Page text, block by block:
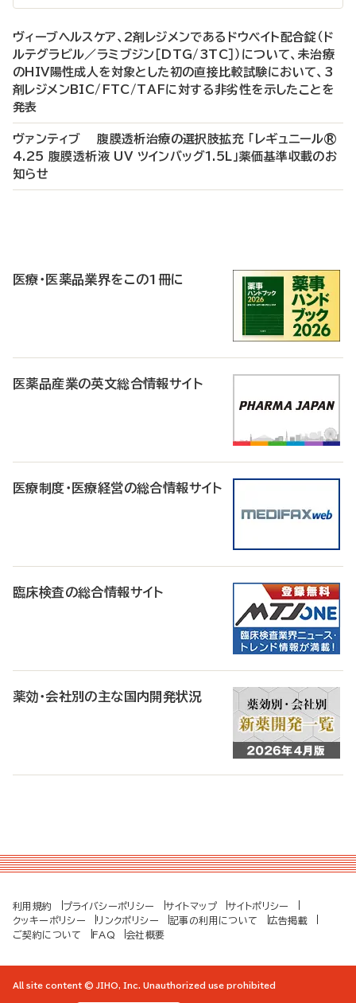
ヴィーブヘルスケア、2剤レジメンであるドウベイト配合錠（ド
ルテグラビル／ラミブジン［DTG/3TC］）について、未治療
のHIV陽性成人を対象とした初の直接比較試験において、3
剤レジメンBIC/FTC/TAFに対する非劣性を示したことを
発表
ヴァンティブ 腹膜透析治療の選択肢拡充 「レギュニール®
4.25 腹膜透析液 UV ツインバッグ1.5L」薬価基準収載のお
知らせ
医療・医薬品業界をこの1冊に
医薬品産業の英文総合情報サイト
医療制度・医療経営の総合情報サイト
臨床検査の総合情報サイト
薬効・会社別の主な国内開発状況
利用規約 プライバシーポリシー サイトマップ
サイトポリシー
クッキーポリシー
リンクポリシー 記事の利用について
広告掲載
ご契約について
FAQ 会社概要
All site content © JIHO, Inc. Unauthorized use prohibited